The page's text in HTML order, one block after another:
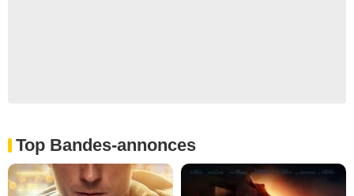
Top Bandes-annonces